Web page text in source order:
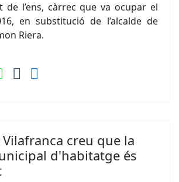
l’ens, càrrec que va ocupar el
en substitució de l’alcalde de
Riera.
Vilafranca creu que la
d'habitatge és